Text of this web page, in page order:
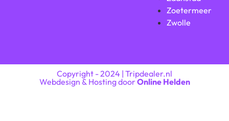
Zoetermeer
Zwolle
Copyright - 2024 | Tripdealer.nl
Webdesign & Hosting doorOnline Helden